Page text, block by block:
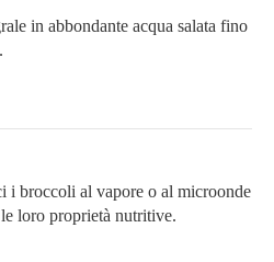
in abbondante acqua salata fino
i broccoli al vapore o al microonde
loro proprietà nutritive.